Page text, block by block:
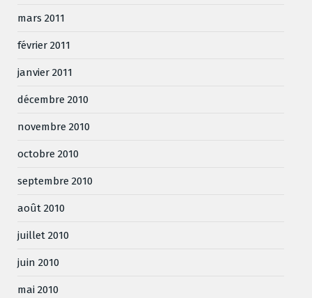
mars 2011
février 2011
janvier 2011
décembre 2010
novembre 2010
octobre 2010
septembre 2010
août 2010
juillet 2010
juin 2010
mai 2010